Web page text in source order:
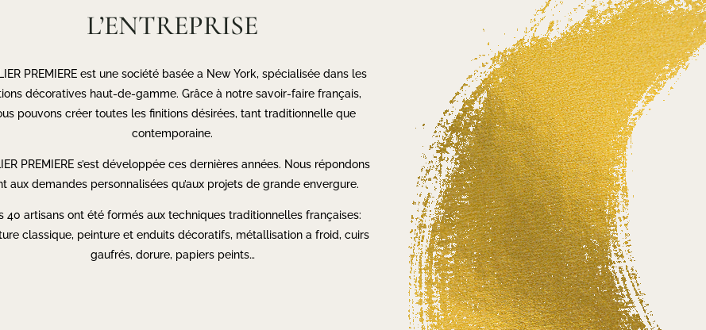
L’ENTREPRISE
PREMIERE est une société basée a New York, spécialisée dans les
décoratives haut-de-gamme. Grâce à notre savoir-faire français,
pouvons créer toutes les finitions désirées, tant traditionnelle que
contemporaine.
PREMIERE s’est développée ces dernières années. Nous répondons
aux demandes personnalisées qu’aux projets de grande envergure.
40 artisans ont été formés aux techniques traditionnelles françaises:
classique, peinture et enduits décoratifs, métallisation a froid, cuirs
gaufrés, dorure, papiers peints…